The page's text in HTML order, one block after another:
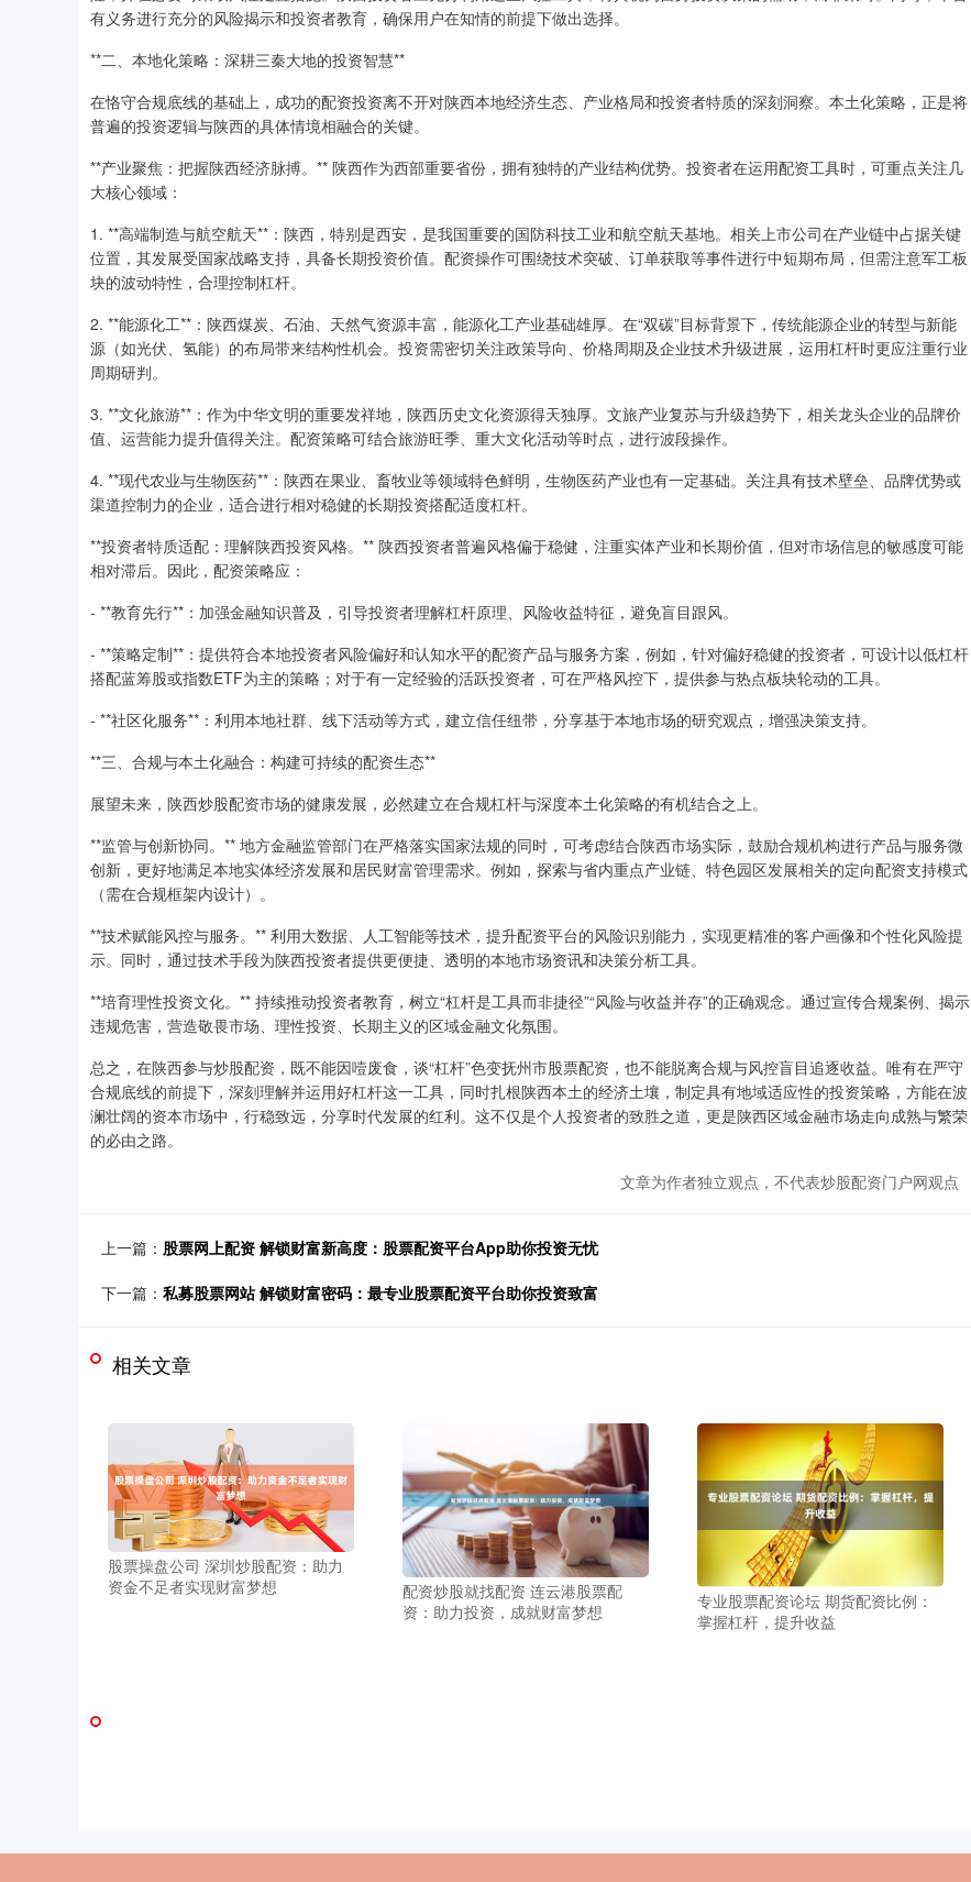
有义务进行充分的风险揭示和投资者教育，确保用户在知情的前提下做出选择。
**二、本地化策略：深耕三秦大地的投资智慧**
在恪守合规底线的基础上，成功的配资投资离不开对陕西本地经济生态、产业格局和投资者特质的深刻洞察。本土化策略，正是将
普遍的投资逻辑与陕西的具体情境相融合的关键。
**产业聚焦：把握陕西经济脉搏。** 陕西作为西部重要省份，拥有独特的产业结构优势。投资者在运用配资工具时，可重点关注几
大核心领域：
1. **高端制造与航空航天**：陕西，特别是西安，是我国重要的国防科技工业和航空航天基地。相关上市公司在产业链中占据关键
位置，其发展受国家战略支持，具备长期投资价值。配资操作可围绕技术突破、订单获取等事件进行中短期布局，但需注意军工板
块的波动特性，合理控制杠杆。
2. **能源化工**：陕西煤炭、石油、天然气资源丰富，能源化工产业基础雄厚。在“双碳”目标背景下，传统能源企业的转型与新能
源（如光伏、氢能）的布局带来结构性机会。投资需密切关注政策导向、价格周期及企业技术升级进展，运用杠杆时更应注重行业
周期研判。
3. **文化旅游**：作为中华文明的重要发祥地，陕西历史文化资源得天独厚。文旅产业复苏与升级趋势下，相关龙头企业的品牌价
值、运营能力提升值得关注。配资策略可结合旅游旺季、重大文化活动等时点，进行波段操作。
4. **现代农业与生物医药**：陕西在果业、畜牧业等领域特色鲜明，生物医药产业也有一定基础。关注具有技术壁垒、品牌优势或
渠道控制力的企业，适合进行相对稳健的长期投资搭配适度杠杆。
**投资者特质适配：理解陕西投资风格。** 陕西投资者普遍风格偏于稳健，注重实体产业和长期价值，但对市场信息的敏感度可能
相对滞后。因此，配资策略应：
- **教育先行**：加强金融知识普及，引导投资者理解杠杆原理、风险收益特征，避免盲目跟风。
- **策略定制**：提供符合本地投资者风险偏好和认知水平的配资产品与服务方案，例如，针对偏好稳健的投资者，可设计以低杠杆
搭配蓝筹股或指数ETF为主的策略；对于有一定经验的活跃投资者，可在严格风控下，提供参与热点板块轮动的工具。
- **社区化服务**：利用本地社群、线下活动等方式，建立信任纽带，分享基于本地市场的研究观点，增强决策支持。
**三、合规与本土化融合：构建可持续的配资生态**
展望未来，陕西炒股配资市场的健康发展，必然建立在合规杠杆与深度本土化策略的有机结合之上。
**监管与创新协同。** 地方金融监管部门在严格落实国家法规的同时，可考虑结合陕西市场实际，鼓励合规机构进行产品与服务微
创新，更好地满足本地实体经济发展和居民财富管理需求。例如，探索与省内重点产业链、特色园区发展相关的定向配资支持模式
（需在合规框架内设计）。
**技术赋能风控与服务。** 利用大数据、人工智能等技术，提升配资平台的风险识别能力，实现更精准的客户画像和个性化风险提
示。同时，通过技术手段为陕西投资者提供更便捷、透明的本地市场资讯和决策分析工具。
**培育理性投资文化。** 持续推动投资者教育，树立“杠杆是工具而非捷径”“风险与收益并存”的正确观念。通过宣传合规案例、揭示
违规危害，营造敬畏市场、理性投资、长期主义的区域金融文化氛围。
总之，在陕西参与炒股配资，既不能因噎废食，谈“杠杆”色变抚州市股票配资，也不能脱离合规与风控盲目追逐收益。唯有在严守
合规底线的前提下，深刻理解并运用好杠杆这一工具，同时扎根陕西本土的经济土壤，制定具有地域适应性的投资策略，方能在波
澜壮阔的资本市场中，行稳致远，分享时代发展的红利。这不仅是个人投资者的致胜之道，更是陕西区域金融市场走向成熟与繁荣
的必由之路。
文章为作者独立观点，不代表炒股配资门户网观点
上一篇： 股票网上配资 解锁财富新高度：股票配资平台App助你投资无忧
下一篇： 私募股票网站 解锁财富密码：最专业股票配资平台助你投资致富
相关文章
股票操盘公司 深圳炒股配资：助力
资金不足者实现财富梦想
配资炒股就找配资 连云港股票配
资：助力投资，成就财富梦想
专业股票配资论坛 期货配资比例：
掌握杠杆，提升收益